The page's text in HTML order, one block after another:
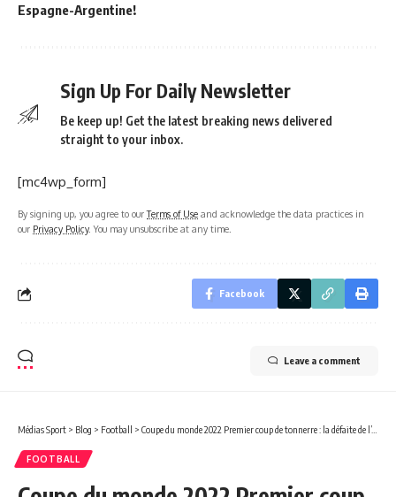
Espagne-Argentine!
Sign Up For Daily Newsletter
Be keep up! Get the latest breaking news delivered
straight to your inbox.
[mc4wp_form]
By signing up, you agree to ourTerms of Use and acknowledge the data practices in
our Privacy Policy. You may unsubscribe at any time.
Facebook
Leave a comment
Médias Sport > Blog > Football > Coupe du monde 2022 Premier coup de tonnerre : la défaite de l’Argentine 1-2 face l’Arabie Saoudite !
FOOTBALL